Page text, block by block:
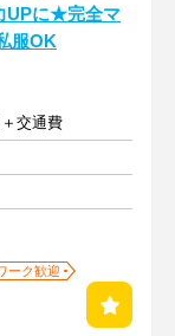
UPに★完全マ
服OK
交通費
ーク歓迎